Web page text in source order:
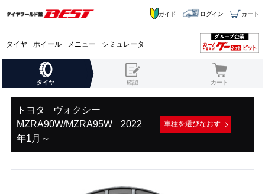
タイヤ ホイール メニュー シミュレータ
ガイド ログイン カート
タイヤ 確認 カート
トヨタ
ヴォクシー
MZRA90W/MZRA95W
2022
年1月～
車種を選びなおす